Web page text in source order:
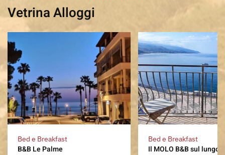
Vetrina Alloggi
Bed e Breakfast
B&B Le Palme
Bed e Breakfast
Il MOLO B&B sul